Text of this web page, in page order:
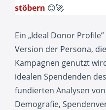
stöbern 😊🚀
Ein „Ideal Donor
Version der Persona,
Kampagnen genutzt
idealen Spendenden
fundierten Analysen
Demografie,